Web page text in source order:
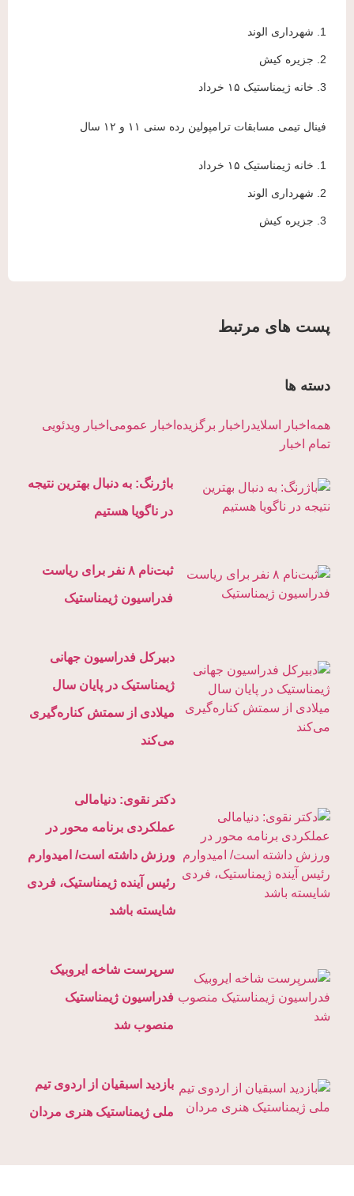
پست های مرتبط
دسته ها
همه اخبار اسلایدر اخبار برگزیده اخبار عمومی اخبار ویدئویی
تمام اخبار
باژرنگ: به دنبال بهترین نتیجه
در ناگویا هستیم
ثبت‌نام ۸ نفر برای ریاست
فدراسیون ژیمناستیک
دبیرکل فدراسیون جهانی
ژیمناستیک در پایان سال
میلادی از سمتش کناره‌گیری
می‌کند
دکتر نقوی: دنیامالی
عملکردی برنامه محور در
ورزش داشته است/ امیدوارم
رئیس آینده ژیمناستیک، فردی
شایسته باشد
سرپرست شاخه ایروبیک
فدراسیون ژیمناستیک
منصوب شد
بازدید اسبقیان از اردوی تیم
ملی ژیمناستیک هنری مردان
1. شهرداری الوند
2. جزیره کیش
3. خانه ژیمناستیک ۱۵ خرداد
فینال تیمی مسابقات ترامپولین رده سنی ۱۱ و ۱۲ سال
1. خانه ژیمناستیک ۱۵ خرداد
2. شهرداری الوند
3. جزیره کیش